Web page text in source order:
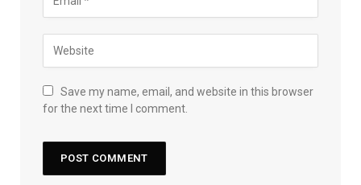
Save my name, email, and website in this browser
for the next time I comment.